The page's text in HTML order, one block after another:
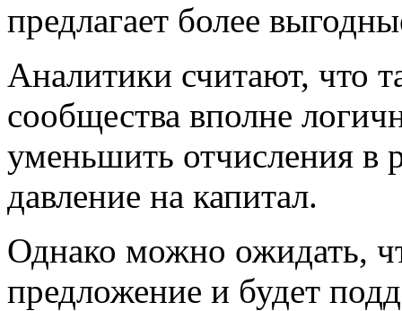
предлагает более
Аналитики считают, что
сообщества вполне
уменьшить отчисления в
давление на капитал.
Однако можно ожидать,
предложение и будет